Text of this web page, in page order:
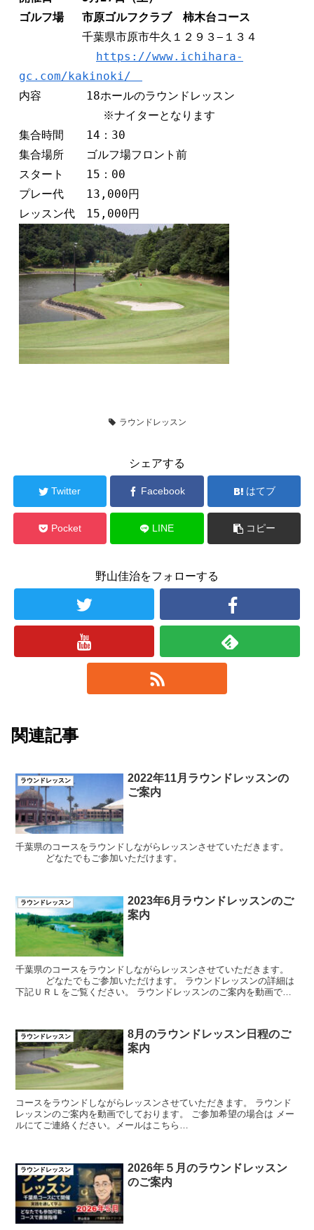
ゴルフ場　 市原ゴルフクラブ　柿木台コース
千葉県市原市牛久１２９３−１３４
https://www.ichihara-
gc.com/kakinoki/
内容　　　　18ホールのラウンドレッスン
集合時間　　14：30
集合場所　　ゴルフ場フロント前
スタート　　15：00
プレー代　　13,000円
ラウンドレッスン
シェアする
Twitter Facebook はてブ
Pocket LINE コピー
野山佳治をフォローする
関連記事
ラウンドレッスン
2022年11月ラウンドレッスンの
ご案内
千葉県のコースをラウンドしながらレッスンさせていただきます。
どなたでもご参加いただけます。
ラウンドレッスン
2023年6月ラウンドレッスンのご
案内
千葉県のコースをラウンドしながらレッスンさせていただきます。
どなたでもご参加いただけます。 ラウンドレッスンの詳細は
下記ＵＲＬをご覧ください。 ラウンドレッスンのご案内を動画でし
ラウンドレッスン
8月のラウンドレッスン日程のご
案内
コースをラウンドしながらレッスンさせていただきます。 ラウンド
レッスンのご案内を動画でしております。 ご参加希望の場合は メー
ルにてご連絡ください。メールはこちら
ラウンドレッスン
2026年５月のラウンドレッスン
のご案内